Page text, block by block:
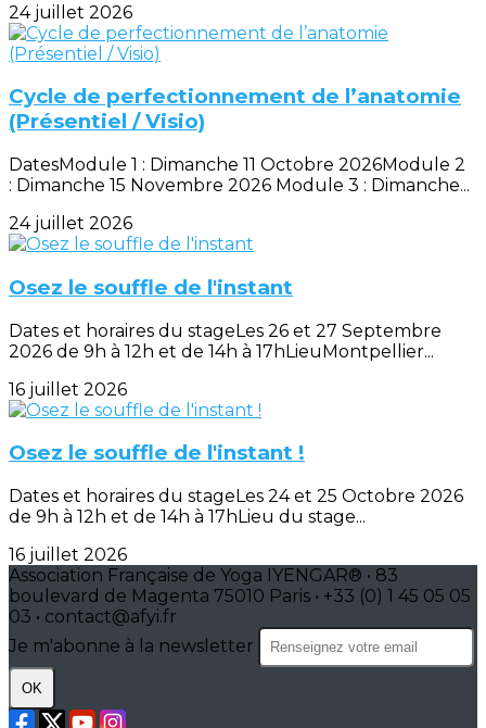
24 juillet 2026
Cycle de perfectionnement de l’anatomie
(Présentiel / Visio)
DatesModule 1 : Dimanche 11 Octobre 2026Module 2
: Dimanche 15 Novembre 2026 Module 3 : Dimanche...
24 juillet 2026
Osez le souffle de l'instant
Dates et horaires du stageLes 26 et 27 Septembre
2026 de 9h à 12h et de 14h à 17hLieuMontpellier...
16 juillet 2026
Osez le souffle de l'instant !
Dates et horaires du stageLes 24 et 25 Octobre 2026
de 9h à 12h et de 14h à 17hLieu du stage...
16 juillet 2026
Association Française de Yoga IYENGAR® • 83
boulevard de Magenta 75010 Paris • +33 (0) 1 45 05 05
03 • contact@afyi.fr
Je m'abonne à la newsletter
OK